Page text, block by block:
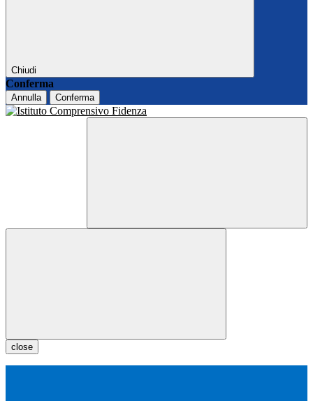
Chiudi
Conferma
Annulla Conferma
close